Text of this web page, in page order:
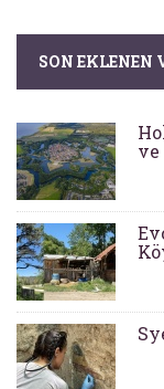
SON EKLENEN